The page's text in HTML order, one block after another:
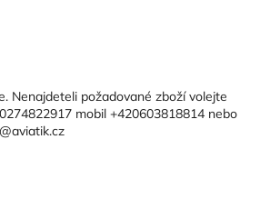
Nenajdeteli požadované zboží volejte
mobil +420603818814 nebo